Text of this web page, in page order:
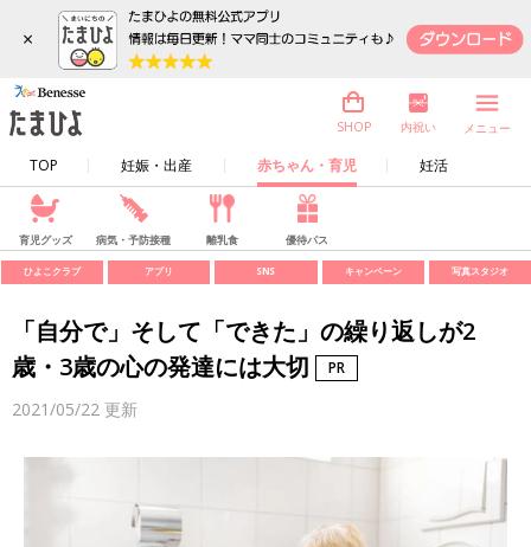
×
TOP 妊娠・出産 赤ちゃん・育児 妊活
SHOP 内祝い メニュー
育児グッズ 病気・予防接種 離乳食 優待パス
ひよこクラブ アプリ SNS キャンペーン 写真スタジオ
「自分で」そして「できた」の繰り返しが2
歳・3歳の心の発達には大切
2021/05/22 更新